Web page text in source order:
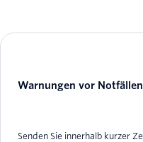
Warnungen vor Notfällen
Senden Sie innerhalb kurzer